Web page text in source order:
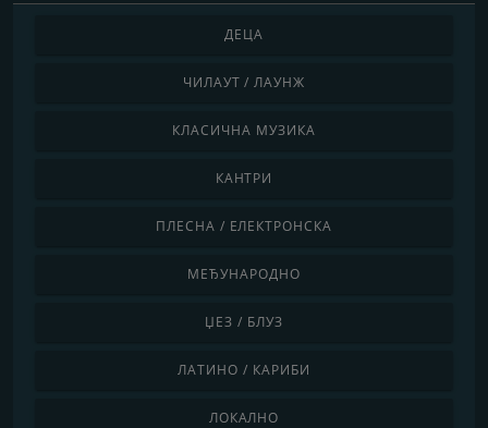
ДЕЦА
ЧИЛАУТ / ЛАУНЖ
КЛАСИЧНА МУЗИКА
КАНТРИ
ПЛЕСНА / ЕЛЕКТРОНСКА
МЕЂУНАРОДНО
ЏЕЗ / БЛУЗ
ЛАТИНО / КАРИБИ
ЛОКАЛНО